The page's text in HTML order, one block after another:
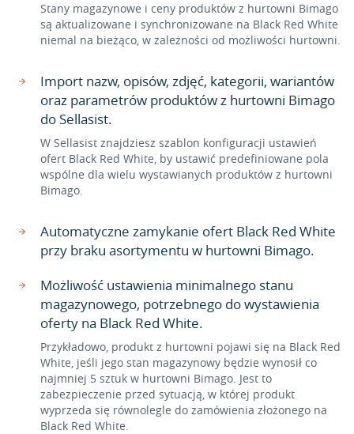
Stany magazynowe i ceny produktów z hurtowni Bimago
są aktualizowane i synchronizowane na Black Red White
niemal na bieżąco, w zależności od możliwości hurtowni.
Import nazw, opisów, zdjęć, kategorii, wariantów
oraz parametrów produktów z hurtowni Bimago
do Sellasist.
W Sellasist znajdziesz szablon konfiguracji ustawień
ofert Black Red White, by ustawić predefiniowane pola
wspólne dla wielu wystawianych produktów z hurtowni
Bimago.
Automatyczne zamykanie ofert Black Red White
przy braku asortymentu w hurtowni Bimago.
Możliwość ustawienia minimalnego stanu
magazynowego, potrzebnego do wystawienia
oferty na Black Red White.
Przykładowo, produkt z hurtowni pojawi się na Black Red
White, jeśli jego stan magazynowy będzie wynosił co
najmniej 5 sztuk w hurtowni Bimago. Jest to
zabezpieczenie przed sytuacją, w której produkt
wyprzeda się równolegle do zamówienia złożonego na
Black Red White.